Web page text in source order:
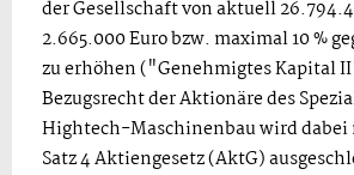
der Gesellschaft von aktuell
2.665.000 Euro bzw. maximal 10 %
zu erhöhen ("Genehmigtes Kapital
Bezugsrecht der Aktionäre des
Hightech-Maschinenbau wird dabei
Satz 4 Aktiengesetz (AktG)